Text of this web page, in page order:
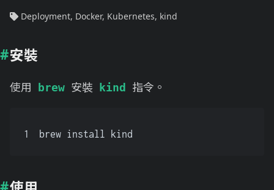
Deployment, Docker, Kubernetes, kind
安裝
使用 brew 安裝 kind 指令。
1 brew install kind